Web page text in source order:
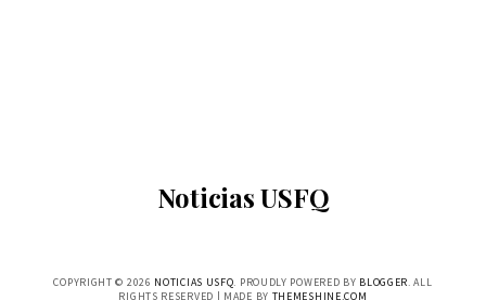
Noticias USFQ
COPYRIGHT © 2026 NOTICIAS USFQ. PROUDLY POWERED BY BLOGGER. ALL
RIGHTS RESERVED | MADE BY THEMESHINE.COM